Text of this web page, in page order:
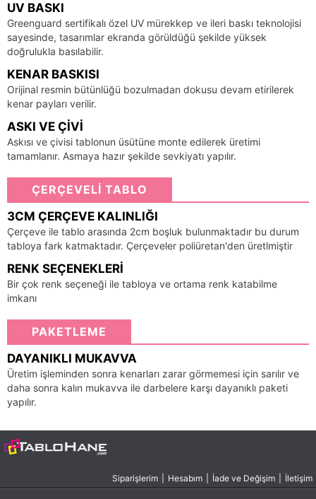
UV BASKI
Greenguard sertifikalı özel UV mürekkep ve ileri baskı teknolojisi
sayesinde, tasarımlar ekranda görüldüğü şekilde yüksek
doğrulukla basılabilir.
KENAR BASKISI
Orijinal resmin bütünlüğü bozulmadan dokusu devam etirilerek
kenar payları verilir.
ASKI VE ÇIVI
Askısı ve çivisi tablonun üsütüne monte edilerek üretimi
tamamlanır. Asmaya hazır şekilde sevkiyatı yapılır.
ÇERÇEVELİ TABLO
3CM ÇERÇEVE KALINLIĞI
Çerçeve ile tablo arasında 2cm boşluk bulunmaktadır bu durum
tabloya fark katmaktadır. Çerçeveler poliüretan'den üretlmiştir
RENK SEÇENEKLERI
Bir çok renk seçeneği ile tabloya ve ortama renk katabilme
imkanı
PAKETLEME
DAYANIKLI MUKAVVA
Üretim işleminden sonra kenarları zarar görmemesi için sarılır ve
daha sonra kalın mukavva ile darbelere karşı dayanıklı paketi
yapılır.
Siparişlerim Hesabım İade ve Değişim İletişim